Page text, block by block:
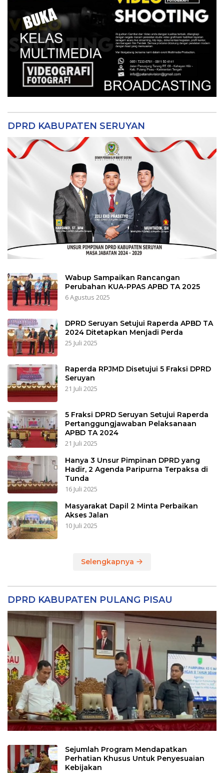
DPRD KABUPATEN SERUYAN
Wabup Sampaikan Rancangan
Perubahan KUA-PPAS APBD TA 2025
6 Agustus 2025
DPRD Seruyan Setujui Raperda APBD TA
2024 Ditetapkan Menjadi Perda
25 Juli 2025
Raperda RPJMD Disetujui 5 Fraksi DPRD
Seruyan
21 Juli 2025
5 Fraksi DPRD Seruyan Setujui Raperda
Pertanggungjawaban Pelaksanaan
APBD TA 2024
21 Juli 2025
Hanya 3 Unsur Pimpinan DPRD yang
Hadir, 2 Agenda Paripurna Terpaksa di
Tunda
16 Juli 2025
Masyarakat Dapil 2 Minta Perbaikan
Akses Jalan
10 Juli 2025
Selengkapnya
DPRD KABUPATEN PULANG PISAU
Sejumlah Program Mendapatkan
Perhatian Khusus Untuk Penyesuaian
Kebijakan